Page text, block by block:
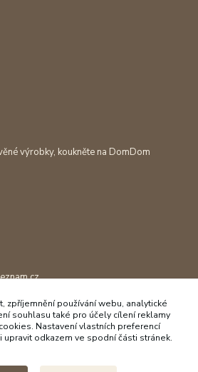
výrobky, koukněte na DomDom
zpříjemnění používání webu, analytické
souhlasu také pro účely cílení reklamy
Nastavení vlastních preferencí
odkazem ve spodní části stránek.